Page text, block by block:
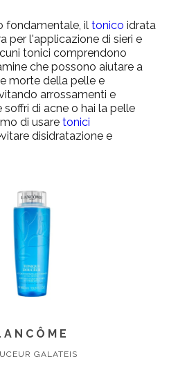
fondamentale, il tonico idrata
per l'applicazione di sieri e
tonici comprendono
che possono aiutare a
morte della pelle e
arrossamenti e
di acne o hai la pelle
di usare tonici
disidratazione e
GALATEIS